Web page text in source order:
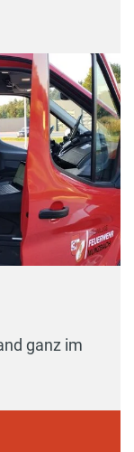
ganz im